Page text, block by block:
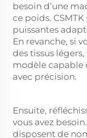
besoin d’une
ce poids.
puissantes
En revanche, si
des tissus
modèle capable
avec précision.
Ensuite,
vous avez
disposent de